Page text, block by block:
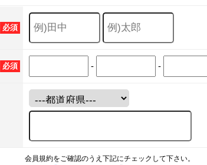
必須
必須 - -
会員規約をご確認のうえ下記にチェックして下さい。